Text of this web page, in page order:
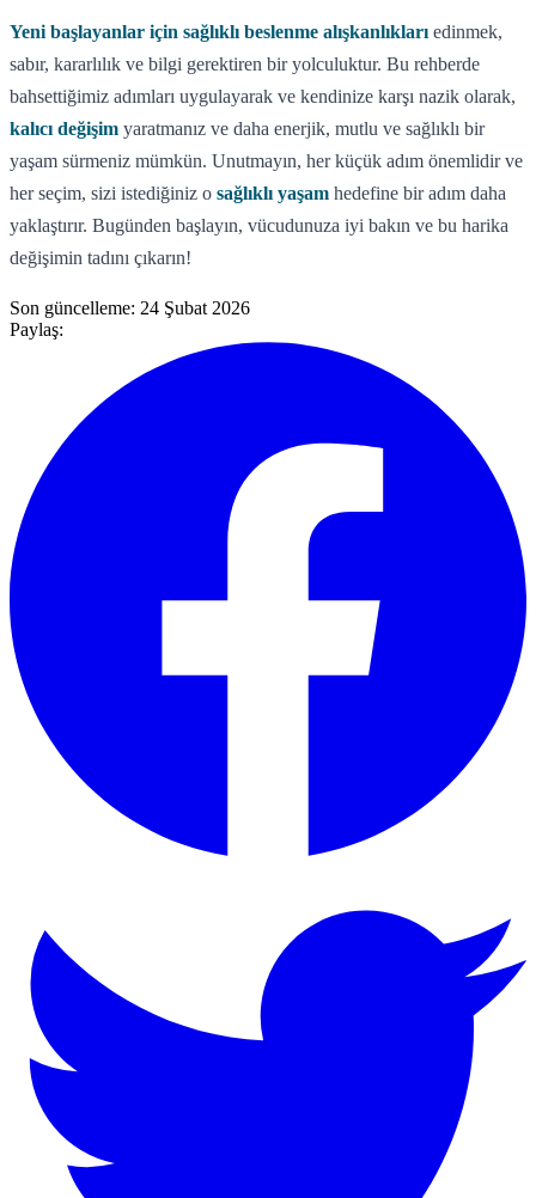
Yeni başlayanlar için sağlıklı beslenme alışkanlıkları edinmek,
sabır, kararlılık ve bilgi gerektiren bir yolculuktur. Bu rehberde
bahsettiğimiz adımları uygulayarak ve kendinize karşı nazik olarak,
kalıcı değişim yaratmanız ve daha enerjik, mutlu ve sağlıklı bir
yaşam sürmeniz mümkün. Unutmayın, her küçük adım önemlidir ve
her seçim, sizi istediğiniz o sağlıklı yaşam hedefine bir adım daha
yaklaştırır. Bugünden başlayın, vücudunuza iyi bakın ve bu harika
değişimin tadını çıkarın!
Son güncelleme: 24 Şubat 2026
Paylaş: